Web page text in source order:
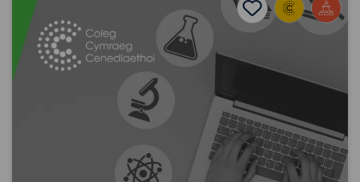
Add to favourites
Dyddiad cyhoeddi: 2019 Add to favourites
Cynhadledd Wyddonol 2019
2.7K
Gwyddorau Amgylcheddol
Gwyddorau Biolegol
Cynhadledd Wyddonol
Cynhadledd